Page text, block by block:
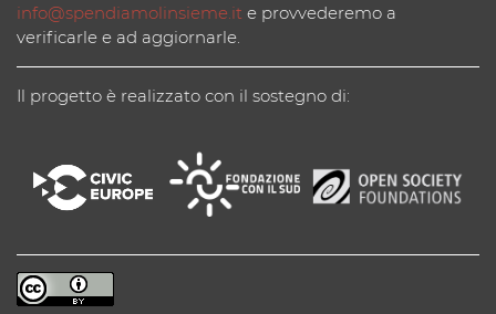
info@spendiamolinsieme.it e provvederemo a
verificarle e ad aggiornarle.
Il progetto è realizzato con il sostegno di: